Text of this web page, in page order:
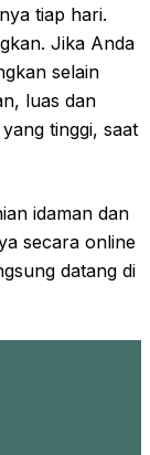
tiap hari.
Jika Anda
selain
luas dan
tinggi, saat
idaman dan
secara online
datang di